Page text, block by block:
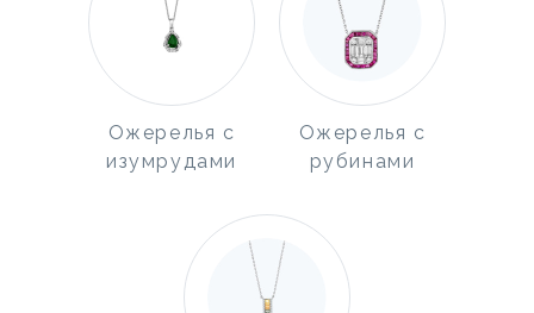
Ожерелья с
изумрудами
Ожерелья с
рубинами